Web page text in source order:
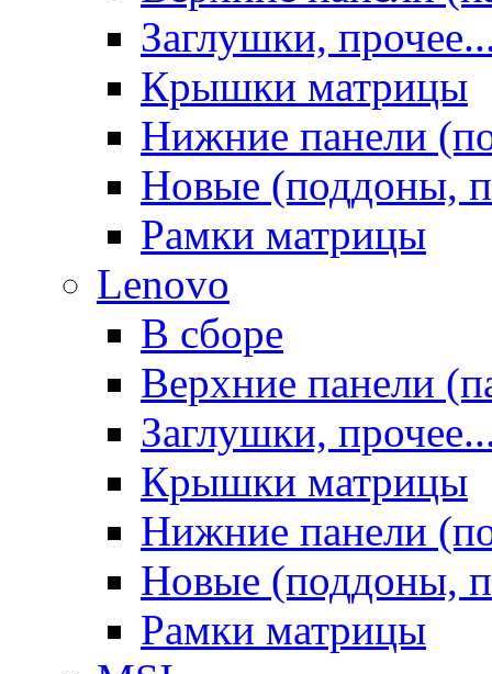
Заглушки,
Крышки матрицы
Нижние панели
Новые (поддоны,
Рамки матрицы
Lenovo
В сборе
Верхние панели
Заглушки,
Крышки матрицы
Нижние панели
Новые (поддоны,
Рамки матрицы